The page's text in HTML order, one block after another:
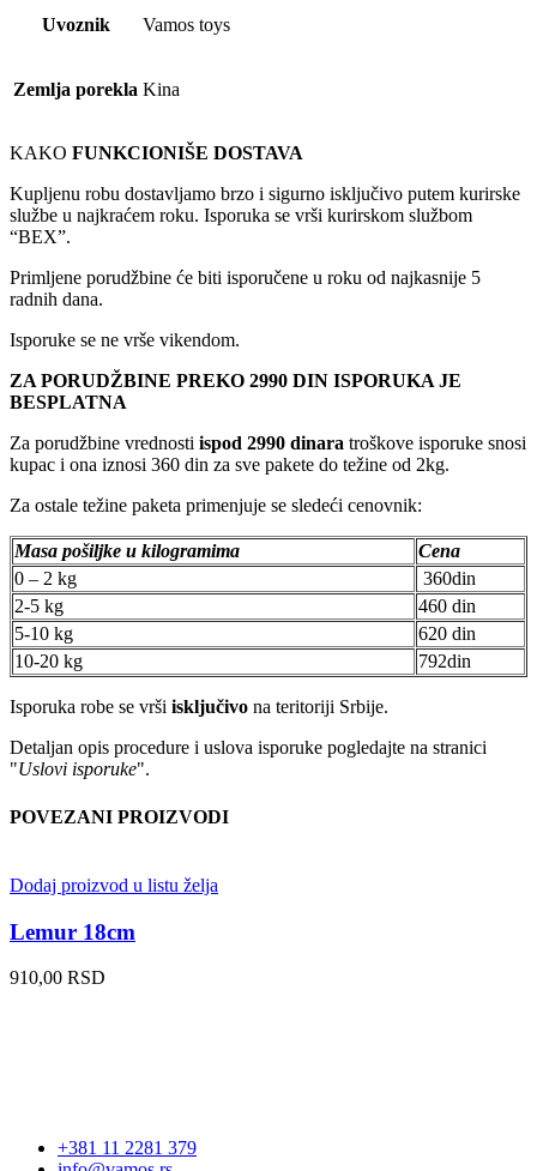
Uvoznik Vamos toys
Zemlja porekla Kina
KAKO FUNKCIONIŠE DOSTAVA
Kupljenu robu dostavljamo brzo i sigurno isključivo putem kurirske
službe u najkraćem roku. Isporuka se vrši kurirskom službom
“BEX”.
Primljene porudžbine će biti isporučene u roku od najkasnije 5
radnih dana.
Isporuke se ne vrše vikendom.
ZA PORUDŽBINE PREKO 2990 DIN ISPORUKA JE
BESPLATNA
Za porudžbine vrednosti ispod 2990 dinara troškove isporuke snosi
kupac i ona iznosi 360 din za sve pakete do težine od 2kg.
Za ostale težine paketa primenjuje se sledeći cenovnik:
Masa pošiljke u kilogramima
Cena
0 – 2 kg
360din
2-5 kg
460 din
5-10 kg
620 din
10-20 kg
792din
Isporuka robe se vrši isključivo na teritoriji Srbije.
Detaljan opis procedure i uslova isporuke pogledajte na stranici
"Uslovi isporuke".
POVEZANI PROIZVODI
Dodaj proizvod u listu želja
Lemur 18cm
910,00 RSD
+381 11 2281 379